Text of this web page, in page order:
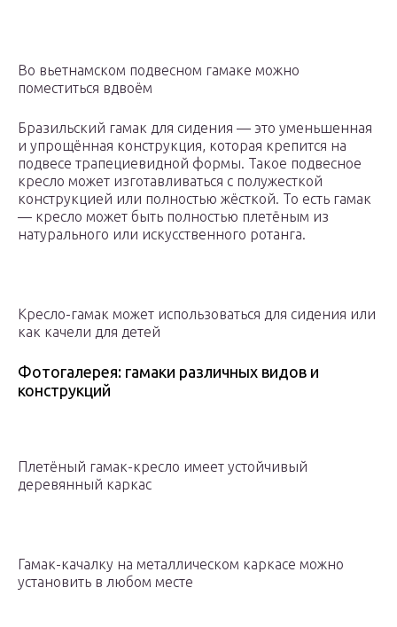
Во вьетнамском подвесном гамаке можно
поместиться вдвоём
Бразильский гамак для сидения — это уменьшенная
и упрощённая конструкция, которая крепится на
подвесе трапециевидной формы. Такое подвесное
кресло может изготавливаться с полужесткой
конструкцией или полностью жёсткой. То есть гамак
— кресло может быть полностью плетёным из
натурального или искусственного ротанга.
Кресло-гамак может использоваться для сидения или
как качели для детей
Фотогалерея: гамаки различных видов и
конструкций
Плетёный гамак-кресло имеет устойчивый
деревянный каркас
Гамак-качалку на металлическом каркасе можно
установить в любом месте